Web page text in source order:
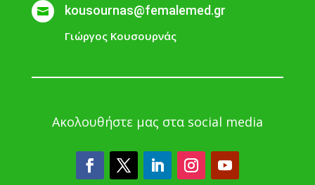
 kousournas@femalemed.gr
Γιώργος Κουσουρνάς
Ακολουθήστε μας στα social media